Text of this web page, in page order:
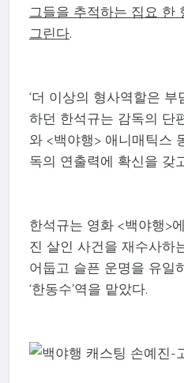
그들을 추적하는 집요 한
그린다.
‘더 이상의 형사역할은 부
하던 한석규는 감독의 단
와 <백야행> 애니매틱스
독의 연출력에 확신을 갖
한석규는 영화 <백야행>
진 살인 사건을 재수사하
어둡고 슬픈 운명을 유일
‘한동수’역을 맡았다.